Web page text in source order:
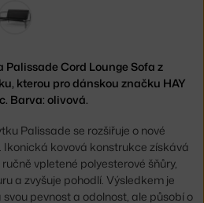
Cord Lounge Sofa z
kterou pro dánskou značku HAY
Barva: olivová.
Palissade se rozšiřuje o nové
Ikonická kovová konstrukce získává
vpletené polyesterové šňůry,
a zvyšuje pohodlí. Výsledkem je
pevnost a odolnost, ale působí o